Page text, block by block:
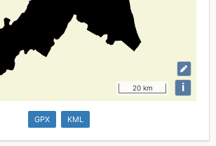
20 km i
GPX KML